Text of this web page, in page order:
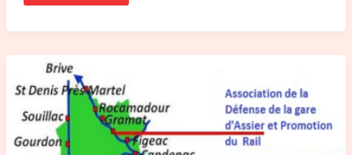
Courrier
de
l’A.D.G.A.P.R.
à
Occitanie
sur
les
ouvertures